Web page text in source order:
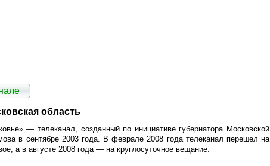
область
— телеканал, созданный по инициативе губернатора Московской
в сентябре 2003 года. В феврале 2008 года телеканал перешел на
а в августе 2008 года — на круглосуточное вещание.